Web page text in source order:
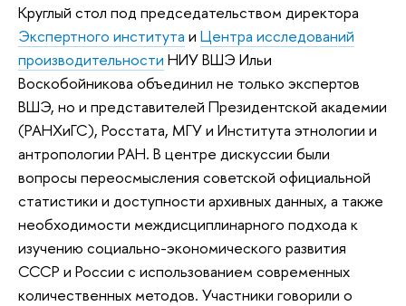
Круглый стол под председательством директора
Экспертного института и Центра исследований
производительности НИУ ВШЭ Ильи
Воскобойникова объединил не только экспертов
ВШЭ, но и представителей Президентской академии
(РАНХиГС), Росстата, МГУ и Института этнологии и
антропологии РАН. В центре дискуссии были
вопросы переосмысления советской официальной
статистики и доступности архивных данных, а также
необходимости междисциплинарного подхода к
изучению социально-экономического развития
СССР и России с использованием современных
количественных методов. Участники говорили о